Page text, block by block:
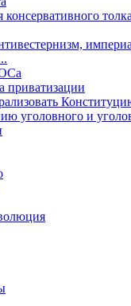
приватизации
уголовного и